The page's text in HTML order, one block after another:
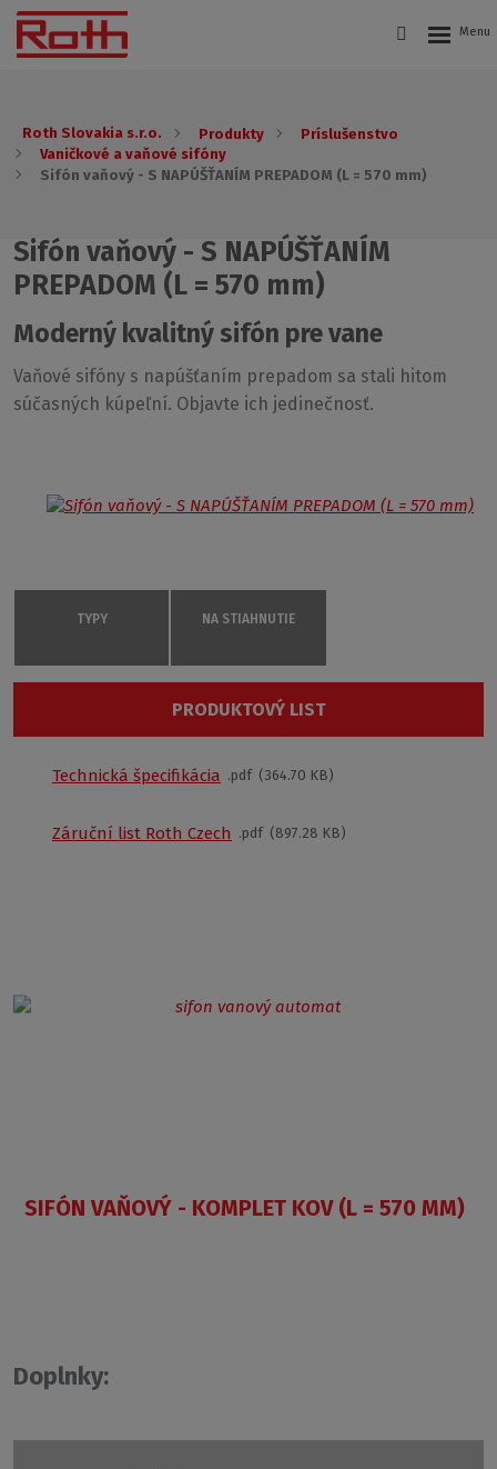
Roth Slovakia s.r.o. Produkty
Príslušenstvo
Vaničkové a vaňové sifóny
Sifón vaňový - S NAPÚŠŤANÍM PREPADOM (L = 570 mm)
Sifón vaňový - S NAPÚŠŤANÍM
PREPADOM (L = 570 mm)
Moderný kvalitný sifón pre vane
Vaňové sifóny s napúšťaním prepadom sa stali hitom
súčasných kúpeľní. Objavte ich jedinečnosť.
TYPY
Sifón vaňový - S NAPÚŠŤANÍM PREPADOM
NA STIAHNUTIE
PRODUKTOVÝ LIST
Technická špecifikácia pdf 364.70 KB
Záruční list Roth Czech pdf 897.28 KB
SIFÓN VAŇOVÝ - KOMPLET KOV (L = 570 MM)
Doplnky: